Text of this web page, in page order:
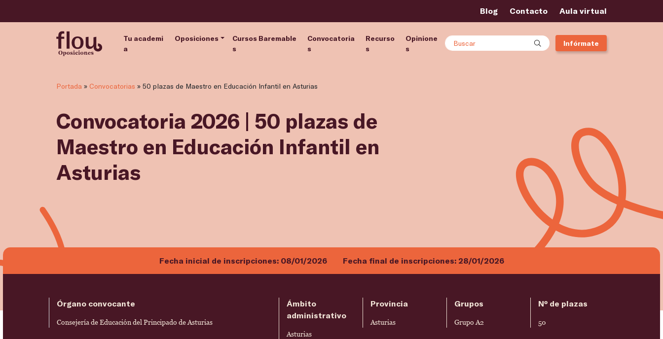
Blog Contacto Aula virtual
Tu academi
a
Oposiciones
Cursos Baremable
s
Convocatoria
s
Recurso
s
Opinione
s
Buscar Infórmate
Portada » Convocatorias » 50 plazas de Maestro en Educación Infantil en Asturias
Convocatoria 2026 | 50 plazas de
Maestro en Educación Infantil en
Asturias
Fecha inicial de inscripciones: 08/01/2026 Fecha final de inscripciones: 28/01/2026
Órgano convocante
Consejería de Educación del Principado de Asturias
Ámbito
administrativo
Asturias
Provincia
Asturias
Grupos
Grupo A2
Nº de plazas
50